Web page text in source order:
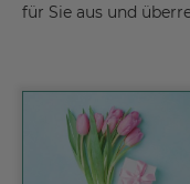
für Sie aus und